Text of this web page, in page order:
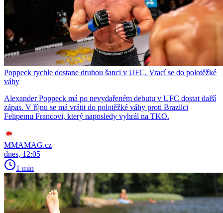
Poppeck rychle dostane druhou šanci v UFC. Vrací se do polotěžké
váhy
Alexander Poppeck má po nevydařeném debutu v UFC dostat další
zápas. V říjnu se má vrátit do polotěžké váhy proti Brazilci
Felipemu Francovi, který naposledy vyhrál na TKO.
MMAMAG.cz
dnes, 12:05
1 min